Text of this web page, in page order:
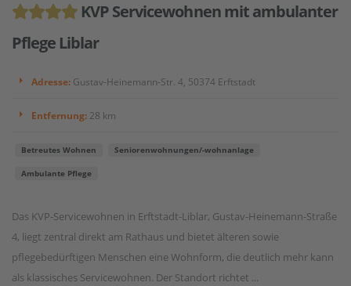
KVP Servicewohnen mit ambulanter
Pflege Liblar
Adresse: Gustav-Heinemann-Str. 4, 50374 Erftstadt
Entfernung: 28 km
Betreutes Wohnen Seniorenwohnungen/-wohnanlage
Ambulante Pflege
Das KVP-Servicewohnen in Erftstadt-Liblar, Gustav-Heinemann-Straße
4, liegt zentral direkt am Rathaus und bietet älteren sowie
pflegebedürftigen Menschen eine Wohnform, die deutlich mehr kann
als klassisches Servicewohnen. Der Standort richtet ...